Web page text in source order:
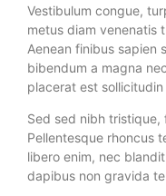
Vestibulum congue,
metus diam venenatis
Aenean finibus sapien
bibendum a magna
placerat est sollicitudin
Sed sed nibh tristique,
Pellentesque rhoncus
libero enim, nec
dapibus non gravida